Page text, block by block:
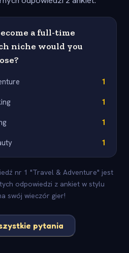
a full-time
niche would you
1
1
1
1
nr 1 "Travel & Adventure" jest
odpowiedzi z ankiet w stylu
swój wieczór gier!
pytania